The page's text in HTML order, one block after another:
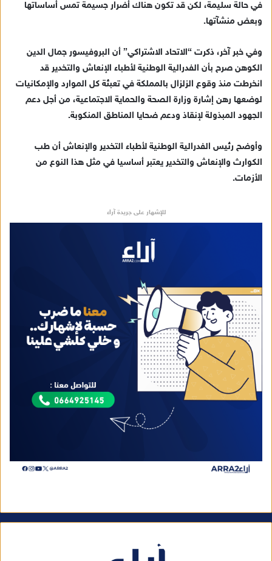
في حالة سليمة، لكن قد تكون هناك أضرار جسيمة تمس أساساتها
وبعض منشآتها.
وفي خبر آخر، ذكرت “الاتحاد الاشتراكي” أن البروفيسور جمال الدين
الكوهن صرح بأن الفدرالية الوطنية لأطباء الإنعاش والتخدير قد
انخرطت منذ وقوع الزلزال بالمملكة في تعبئة كل الموارد والإمكانيات
لوضعها رهن إشارة وزارة الصحة والحماية الاجتماعية، من أجل دعم
الجهود المبذولة لإنقاذ ودعم ضحايا المناطق المنكوبة.
وأوضح رئيس الفدرالية الوطنية لأطباء التخدير والإنعاش أن طب
الكوارث والإنعاش والتخدير يعتبر أساسيا في مثل هذا النوع من
الأزمات.
للإشهار على جريدة آراء